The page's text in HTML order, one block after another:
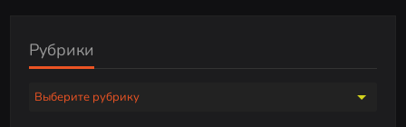
Рубрики
Р